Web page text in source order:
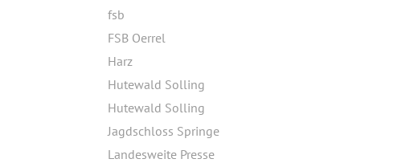
fsb
FSB Oerrel
Harz
Hutewald Solling
Hutewald Solling
Jagdschloss Springe
Landesweite Presse